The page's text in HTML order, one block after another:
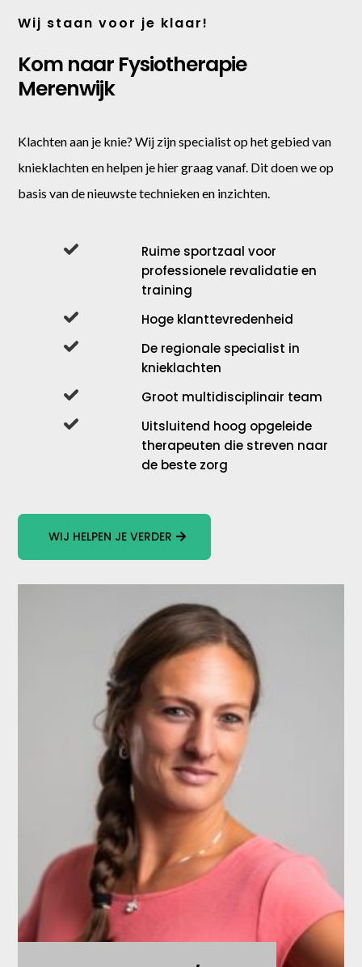
Wij staan voor je klaar!
Kom naar Fysiotherapie
Merenwijk
Klachten aan je knie? Wij zijn specialist op het gebied van
knieklachten en helpen je hier graag vanaf. Dit doen we op
basis van de nieuwste technieken en inzichten.
Ruime sportzaal voor
professionele revalidatie en
training
Hoge klanttevredenheid
De regionale specialist in
knieklachten
Groot multidisciplinair team
Uitsluitend hoog opgeleide
therapeuten die streven naar
de beste zorg
WIJ HELPEN JE VERDER